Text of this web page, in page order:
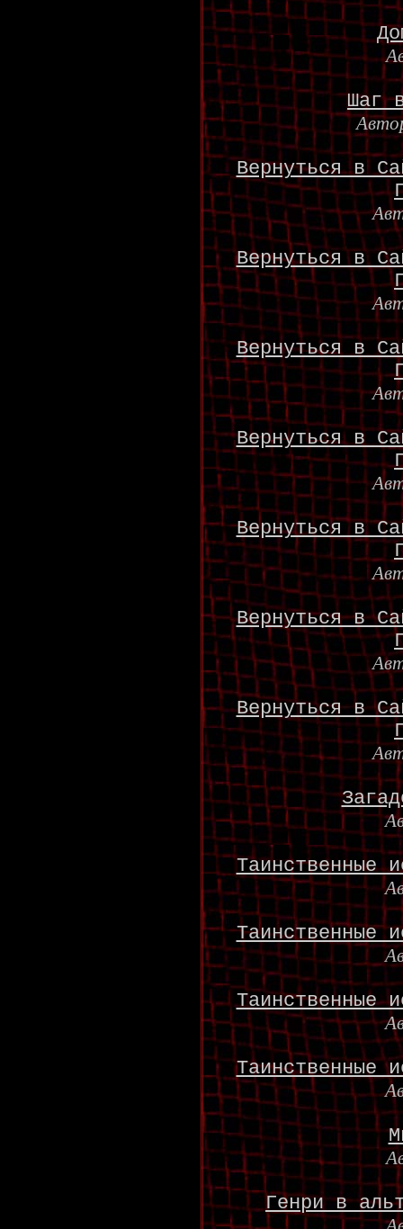
Шаг
Вернуться в
Вернуться в
Вернуться в
Вернуться в
Вернуться в
Вернуться в
Вернуться в
Таинственные
Таинственные
Таинственные
Таинственные
Генри в